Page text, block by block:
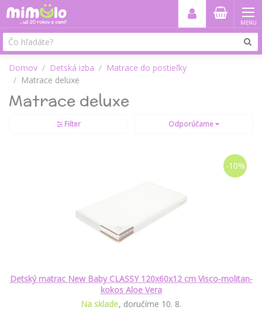
MENU
Domov Detská izba
Matrace do postieľky
Matrace deluxe
Matrace deluxe
Filter Odporúčame
-10%
Detský matrac New Baby CLASSY 120x60x12 cm Visco-molitan-
kokos Aloe Vera
Na sklade doručíme 10. 8.